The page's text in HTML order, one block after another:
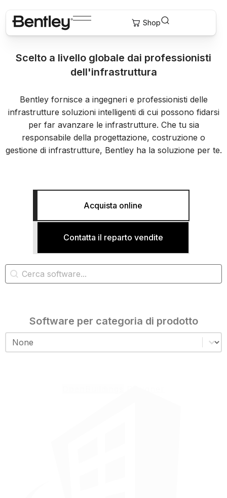
Software di Bentley
Scelto a livello globale dai professionisti
dell'infrastruttura
Bentley fornisce a ingegneri e professionisti delle
infrastrutture soluzioni intelligenti di cui possono fidarsi
per far avanzare le infrastrutture. Che tu sia
responsabile della progettazione, costruzione o
gestione di infrastrutture, Bentley ha la soluzione per te.
Acquista online
Contatta il reparto vendite
Ricerca software
Ricerca contenuto
Software per categoria di prodotto
Software per categoria di prodotto
Software per categoria di prodotto